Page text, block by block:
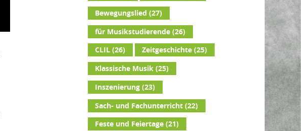
Bewegungslied (27)
für Musikstudierende (26)
CLIL (26) Zeitgeschichte (25)
Klassische Musik (25)
Inszenierung (23)
Sach- und Fachunterricht (22)
Feste und Feiertage (21)